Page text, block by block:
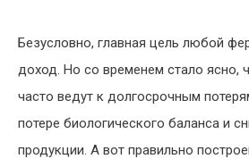
Безусловно, главная цель любой
доход. Но со временем стало ясно,
часто ведут к долгосрочным
потере биологического баланса и
продукции. А вот правильно